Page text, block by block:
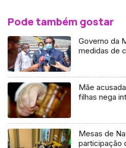
Pode também gostar
Governo da
medidas de
Mãe
filhas nega
Mesas de
participação